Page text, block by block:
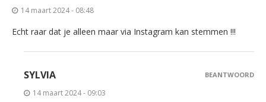
14 maart 2024 - 08:48
Echt raar dat je alleen maar via Instagram kan stemmen !!!
SYLVIA
14 maart 2024 - 09:03
BEANTWOORD